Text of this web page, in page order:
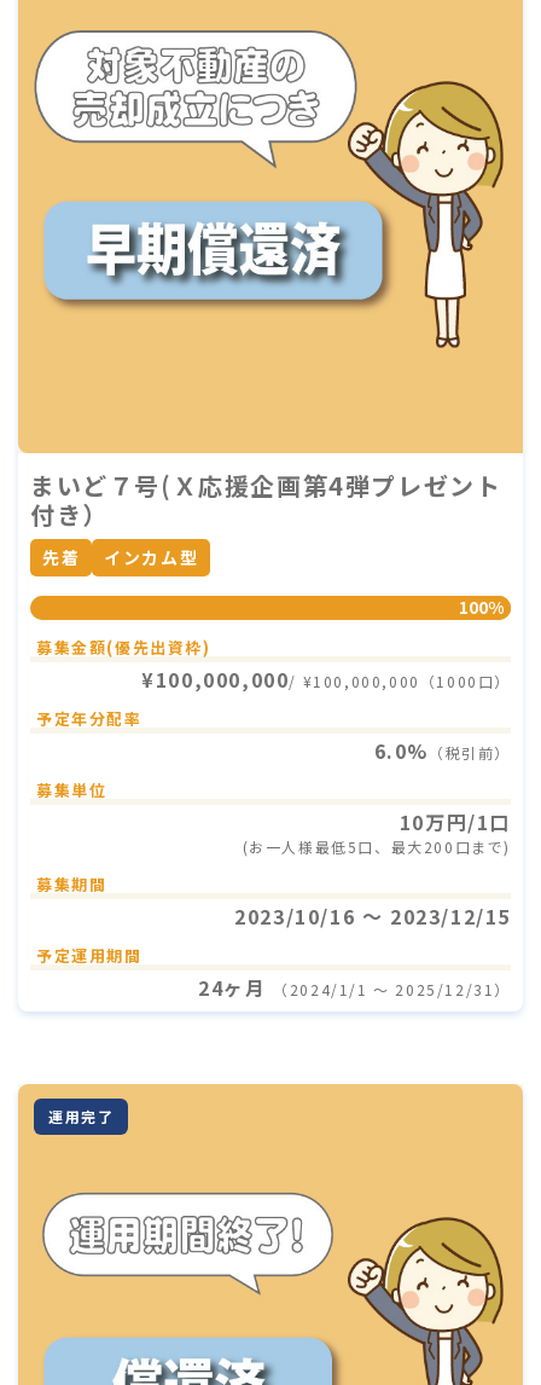
まいど７号(Ｘ応援企画第4弾プレゼント
付き）
先着 インカム型
100%
募集金額(優先出資枠)
¥100,000,000/ ¥100,000,000（1000口）
予定年分配率
6.0% （税引前）
募集単位
10万円/1口
(お一人様最低5口、最大200口まで)
募集期間
2023/10/16 〜 2023/12/15
予定運用期間
24ヶ月 （2024/1/1 〜 2025/12/31）
運用完了